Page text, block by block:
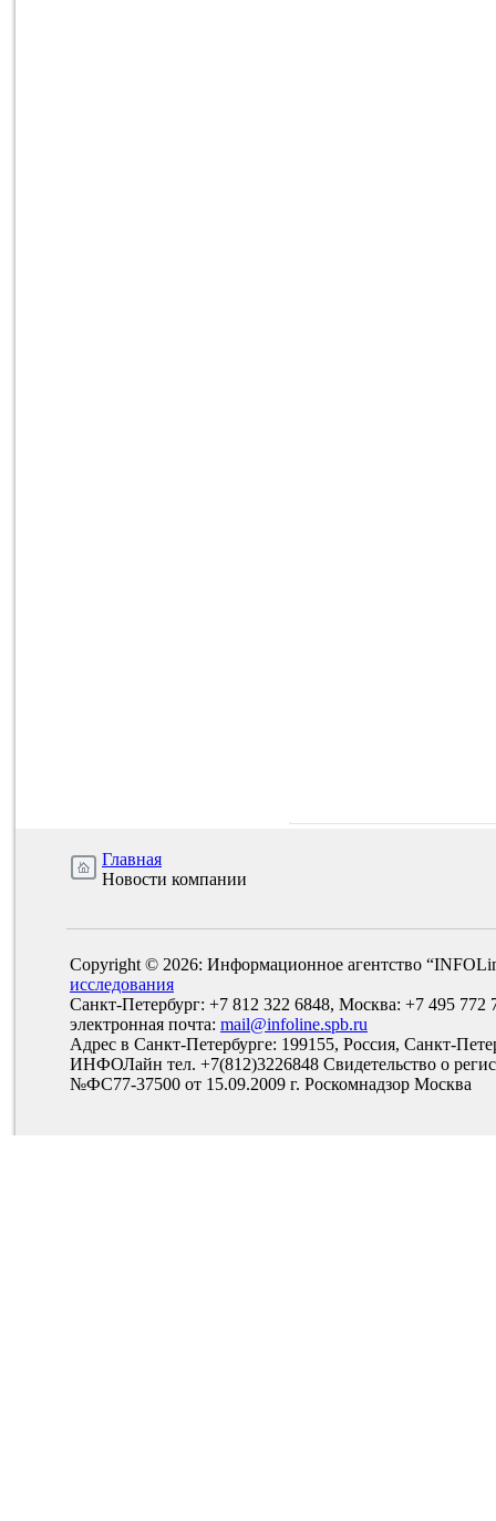
Главная
Новости компании
Copyright © 2026: Информационное агентство
исследования
Санкт-Петербург: +7 812 322 6848, Москва: +7 495 772
электронная почта: mail@infoline.spb.ru
Адрес в Санкт-Петербурге: 199155, Россия, Санкт-
ИНФОЛайн тел. +7(812)3226848 Свидетельство о
№ФС77-37500 от 15.09.2009 г. Роскомнадзор Москва